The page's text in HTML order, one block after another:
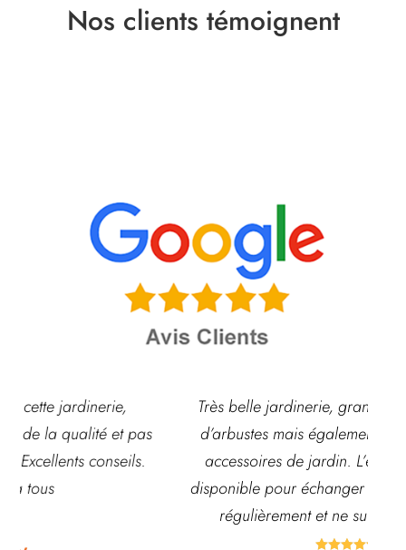
Nos clients témoignent
Très belle jardinerie, grand choix de fleurs et
d’arbustes mais également de pots ou autre
accessoires de jardin. L’équipe est souvent
disponible pour échanger et conseiller. J’y vais
régulièrement et ne suis jamais déçue.